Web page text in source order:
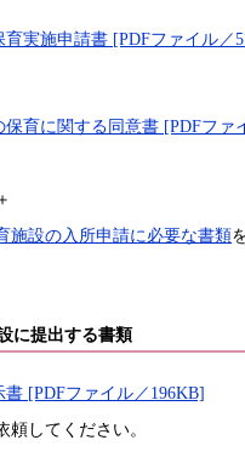
育実施申請書 [PDFファイル／
保育に関する同意書 [PDFファ
施設の入所申請に必要な書類
に提出する書類
[PDFファイル／196KB]
してください。